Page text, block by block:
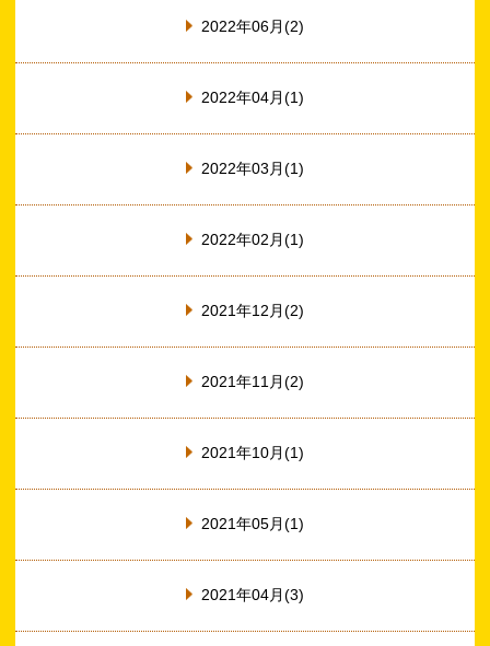
2022年06月(2)
2022年04月(1)
2022年03月(1)
2022年02月(1)
2021年12月(2)
2021年11月(2)
2021年10月(1)
2021年05月(1)
2021年04月(3)